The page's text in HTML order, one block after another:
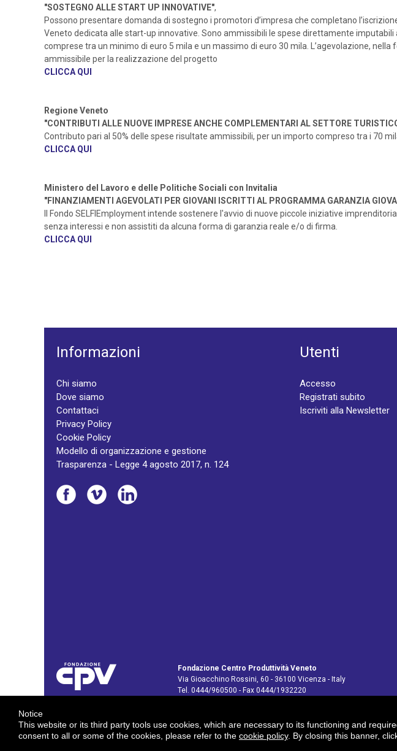
"SOSTEGNO ALLE START UP INNOVATIVE",
Possono presentare domanda di sostegno i promotori d’impresa che completano
Veneto dedicata alle start-up innovative. Sono ammissibili le spese direttamente
comprese tra un minimo di euro 5 mila e un massimo di euro 30 mila. L’agevolazione,
ammissibile per la realizzazione del progetto
CLICCA QUI
Regione Veneto
"CONTRIBUTI ALLE NUOVE IMPRESE ANCHE COMPLEMENTARI AL SETTORE
Contributo pari al 50% delle spese risultate ammissibili, per un importo compreso tra i 70
CLICCA QUI
Ministero del Lavoro e delle Politiche Sociali con Invitalia
"FINANZIAMENTI AGEVOLATI PER GIOVANI ISCRITTI AL PROGRAMMA GARANZIA
Il Fondo SELFIEmployment intende sostenere l'avvio di nuove piccole iniziative
senza interessi e non assistiti da alcuna forma di garanzia reale e/o di firma.
CLICCA QUI
Informazioni
Chi siamo
Dove siamo
Contattaci
Privacy Policy
Cookie Policy
Modello di organizzazione e gestione
Trasparenza - Legge 4 agosto 2017, n. 124
Utenti
Accesso
Registrati subito
Iscriviti alla Newsletter
Fondazione Centro Produttività Veneto
Via Gioacchino Rossini, 60 - 36100 Vicenza - Italy
Tel. 0444/960500 - Fax 0444/1932220
E-mail certificata PEC:pec.cpv@legalmail.it
Notice
This website or its third party tools use cookies, which are necessary to its functioning and
consent to all or some of the cookies, please refer to the cookie policy. By closing this banner,